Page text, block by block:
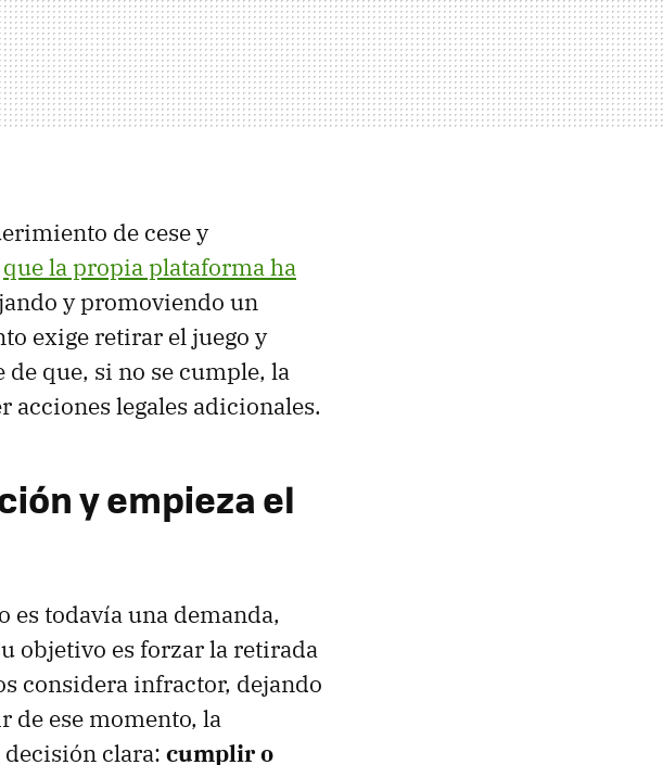
de cese y
que la propia plataforma ha
y promoviendo un
exige retirar el juego y
que, si no se cumple, la
acciones legales adicionales.
y empieza el
todavía una demanda,
objetivo es forzar la retirada
considera infractor, dejando
de ese momento, la
decisión clara: cumplir o